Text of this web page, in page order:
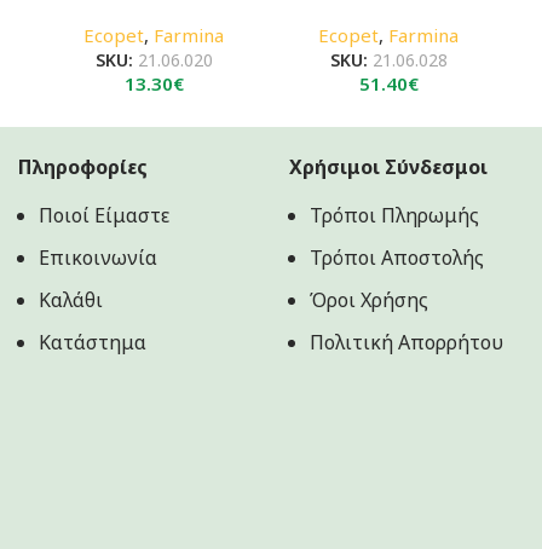
Ecopet, Farmina
SKU: 21.06.020
13.30€
Ecopet, Farmina
SKU: 21.06.028
51.40€
Πληροφορίες
Ποιοί Είμαστε
Επικοινωνία
Καλάθι
Κατάστημα
Χρήσιμοι Σύνδεσμοι
Τρόποι Πληρωμής
Τρόποι Αποστολής
Όροι Χρήσης
Πολιτική Aπορρήτου